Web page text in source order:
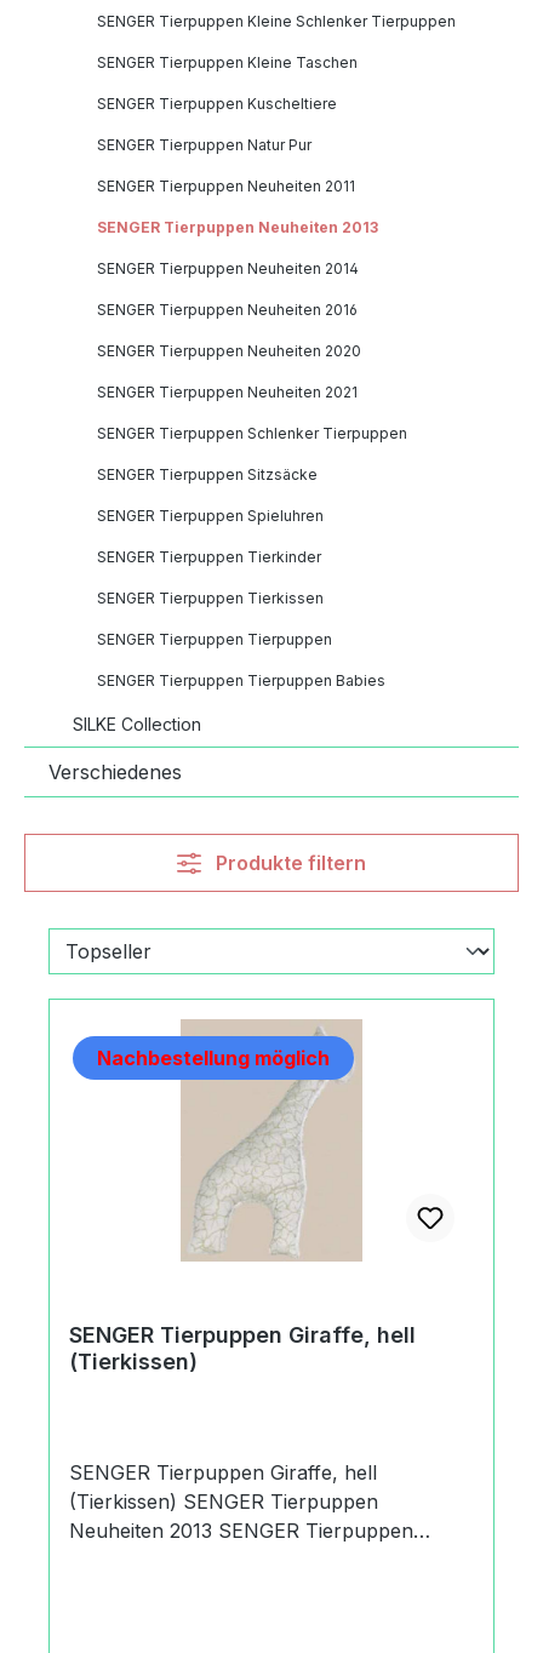
SENGER Tierpuppen Kleine Schlenker Tierpuppen
SENGER Tierpuppen Kleine Taschen
SENGER Tierpuppen Kuscheltiere
SENGER Tierpuppen Natur Pur
SENGER Tierpuppen Neuheiten 2011
SENGER Tierpuppen Neuheiten 2013
SENGER Tierpuppen Neuheiten 2014
SENGER Tierpuppen Neuheiten 2016
SENGER Tierpuppen Neuheiten 2020
SENGER Tierpuppen Neuheiten 2021
SENGER Tierpuppen Schlenker Tierpuppen
SENGER Tierpuppen Sitzsäcke
SENGER Tierpuppen Spieluhren
SENGER Tierpuppen Tierkinder
SENGER Tierpuppen Tierkissen
SENGER Tierpuppen Tierpuppen
SENGER Tierpuppen Tierpuppen Babies
SILKE Collection
Verschiedenes
Produkte filtern
Nachbestellung möglich
SENGER Tierpuppen Giraffe, hell
(Tierkissen)
SENGER Tierpuppen Giraffe, hell
(Tierkissen) SENGER Tierpuppen
Neuheiten 2013 SENGER Tierpuppen